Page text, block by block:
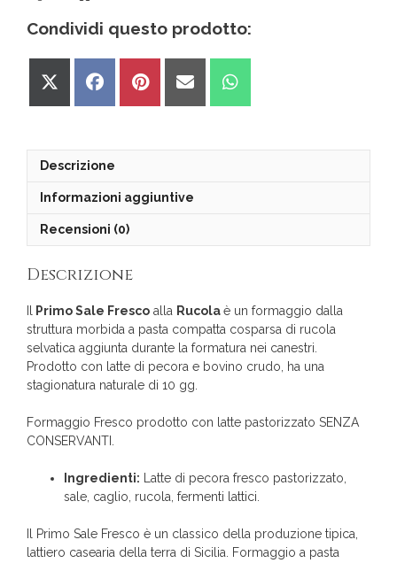
Condividi questo prodotto:
Share
Share
Share
Share
Share
Descrizione
Informazioni aggiuntive
Recensioni (0)
Descrizione
Primo Sale Fresco alla Rucolaè un formaggio dalla
struttura morbida a pasta compatta cosparsa di rucola
selvatica aggiunta durante la formatura nei canestri.
Prodotto con latte di pecora e bovino crudo, ha una
stagionatura naturale di 10 gg.
Formaggio Fresco prodotto con latte pastorizzato SENZA
CONSERVANTI.
Ingredienti: Latte di pecora fresco pastorizzato,
sale, caglio, rucola, fermenti lattici.
Il Primo Sale Fresco è un classico della produzione tipica,
lattiero casearia della terra di Sicilia. Formaggio a pasta